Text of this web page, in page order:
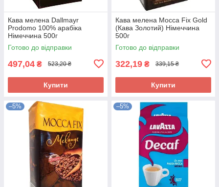
Кава мелена Dallmayr
Prodomo 100% арабіка
Німеччина 500г
Готово до відправки
497,04 ₴ 523,20 ₴
Купити
Кава мелена Mocca Fix Gold
(Кава Золотий) Німеччина
500г
Готово до відправки
322,19 ₴ 339,15 ₴
Купити
–5% –5%